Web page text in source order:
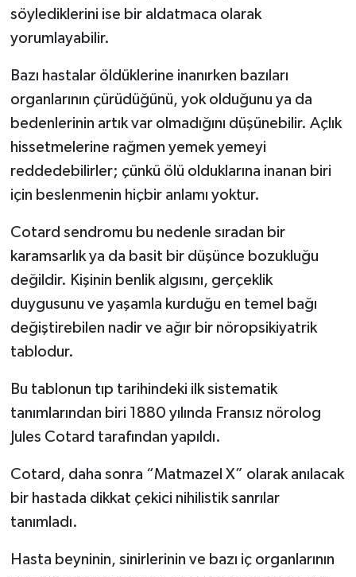
söylediklerini ise bir aldatmaca olarak
yorumlayabilir.
Bazı hastalar öldüklerine inanırken bazıları
organlarının çürüdüğünü, yok olduğunu ya da
bedenlerinin artık var olmadığını düşünebilir. Açlık
hissetmelerine rağmen yemek yemeyi
reddedebilirler; çünkü ölü olduklarına inanan biri
için beslenmenin hiçbir anlamı yoktur.
Cotard sendromu bu nedenle sıradan bir
karamsarlık ya da basit bir düşünce bozukluğu
değildir. Kişinin benlik algısını, gerçeklik
duygusunu ve yaşamla kurduğu en temel bağı
değiştirebilen nadir ve ağır bir nöropsikiyatrik
tablodur.
Bu tablonun tıp tarihindeki ilk sistematik
tanımlarından biri 1880 yılında Fransız nörolog
Jules Cotard tarafından yapıldı.
Cotard, daha sonra “Matmazel X” olarak anılacak
bir hastada dikkat çekici nihilistik sanrılar
tanımladı.
Hasta beyninin, sinirlerinin ve bazı iç organlarının